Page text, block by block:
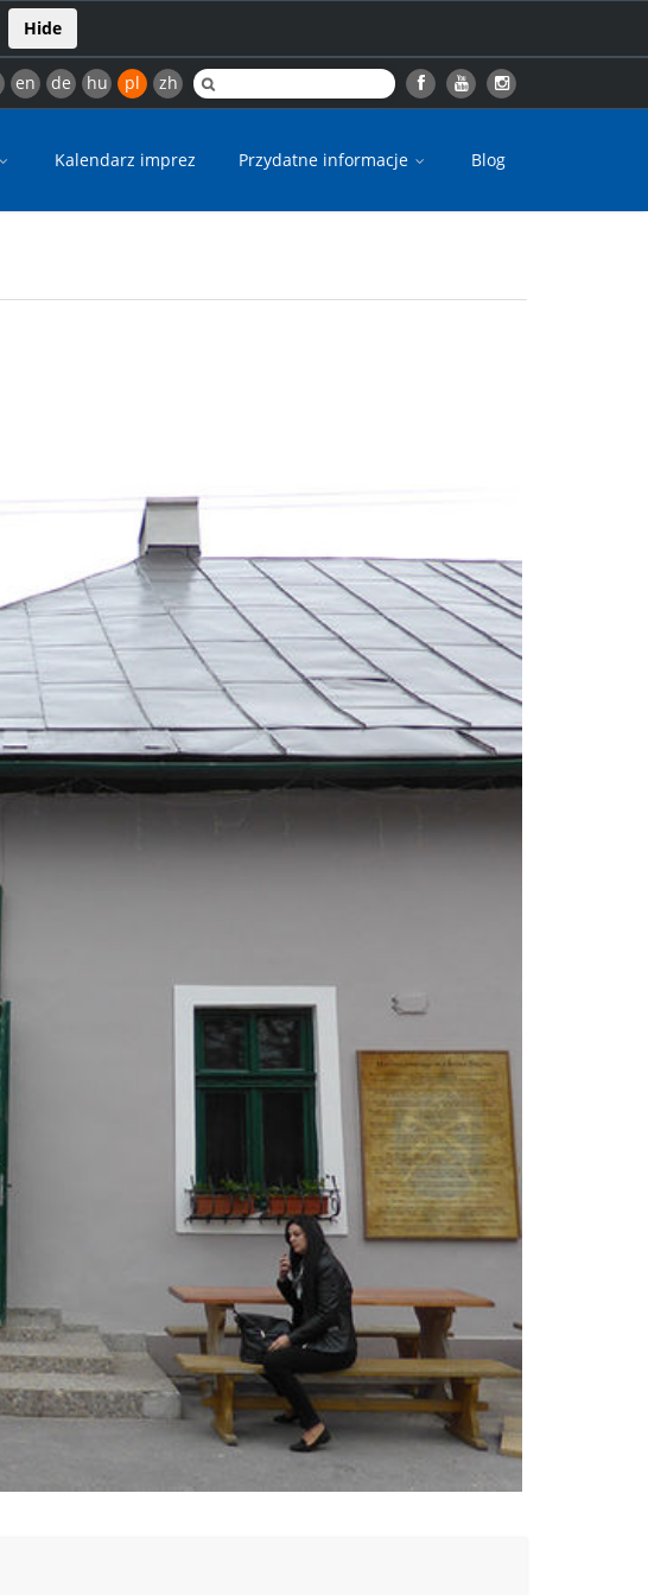
Hide
en de hu pl zh
Kalendarz imprez Przydatne informacje Blog